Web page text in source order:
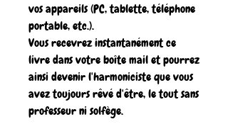
vos appareils (PC, tablette, téléphone
portable, etc.).
Vous recevrez instantanément ce
livre dans votre boîte mail et pourrez
ainsi devenir l'harmoniciste que vous
avez toujours rêvé d'être, le tout sans
professeur ni solfège.